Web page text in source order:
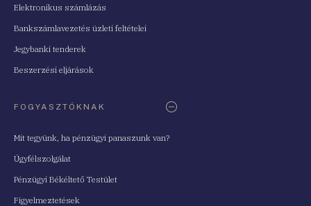
Elektronikus számlázás
Bankszámlavezetés üzleti feltételei
Jegybanki tenderek
Beszerzési eljárások
FOGYASZTÓKNAK
Mit tegyünk, ha pénzügyi panaszunk van?
Ügyfélszolgálat
Pénzügyi Békéltető Testület
Figyelmeztetések